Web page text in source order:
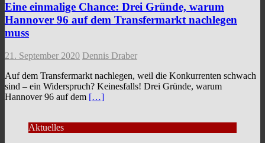
Eine einmalige Chance: Drei Gründe, warum
Hannover 96 auf dem Transfermarkt nachlegen
muss
21. September 2020 Dennis Draber
Auf dem Transfermarkt nachlegen, weil die Konkurrenten schwach
sind – ein Widerspruch? Keinesfalls! Drei Gründe, warum
Hannover 96 auf dem […]
Aktuelles